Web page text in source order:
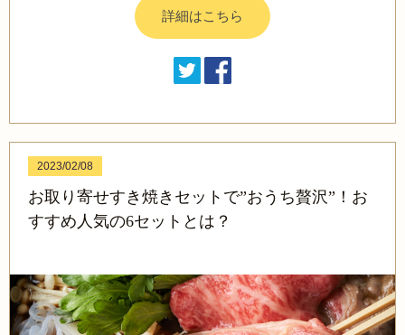
詳細はこちら
2023/02/08
お取り寄せすき焼きセットで”おうち贅沢”！お
すすめ人気の6セットとは？